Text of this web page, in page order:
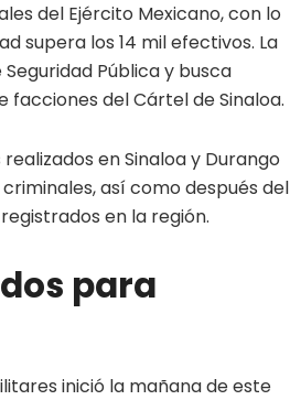
del Ejército Mexicano, con lo
supera los 14 mil efectivos. La
Pública y busca
del Cártel de Sinaloa.
en Sinaloa y Durango
así como después del
en la región.
para
inició la mañana de este